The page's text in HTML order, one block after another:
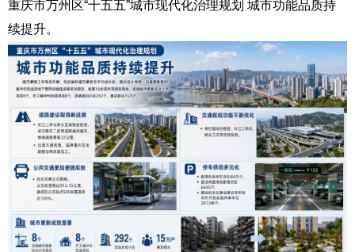
重庆市万州区“十五五”城市现代化治理规划 城市功能品质持
续提升。